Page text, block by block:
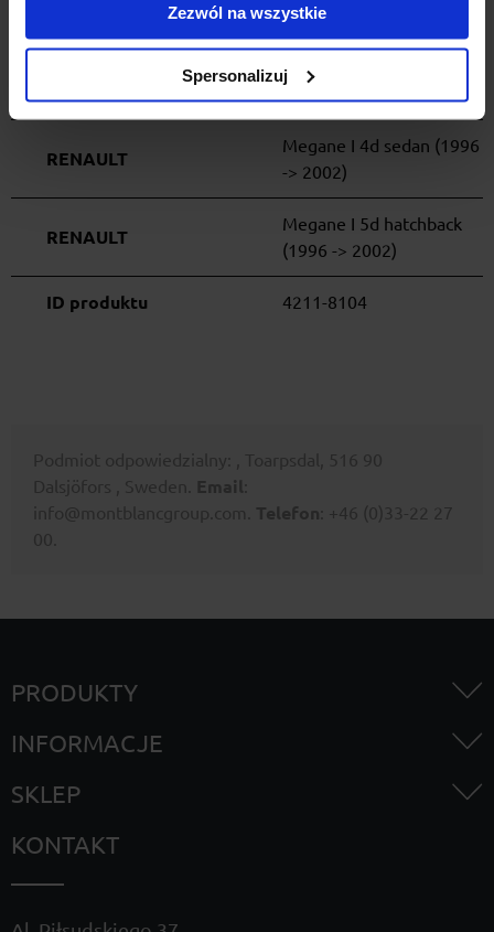
Zezwól na wszystkie
Spersonalizuj
-> 2005)
S40 4d sedan (2000 ->
RENAULT
Megane I 4d sedan (1996
-> 2002)
RENAULT
Megane I 5d hatchback
(1996 -> 2002)
ID produktu 4211-8104
Podmiot odpowiedzialny: , Toarpsdal, 516 90
Dalsjöfors , Sweden.
Email
info@montblancgroup.com. Telefon : +46 (0)33-22 27
00.
PRODUKTY
INFORMACJE
SKLEP
KONTAKT